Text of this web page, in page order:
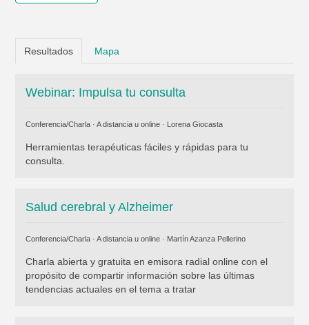
Resultados Mapa
Webinar: Impulsa tu consulta
Conferencia/Charla · A distancia u online · Lorena Giocasta
Herramientas terapéuticas fáciles y rápidas para tu
consulta.
Salud cerebral y Alzheimer
Conferencia/Charla · A distancia u online · Martín Azanza Pellerino
Charla abierta y gratuita en emisora radial online con el
propósito de compartir información sobre las últimas
tendencias actuales en el tema a tratar